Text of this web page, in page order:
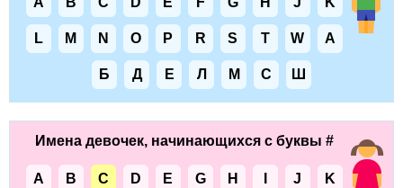
L M N O P R S T W А
Б Д Е Л М С Ш
Имена девочек, начинающихся с буквы #
A B C D E G H J K